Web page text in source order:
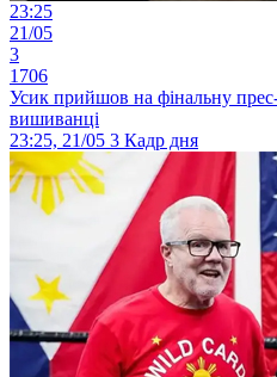
23:25
21/05
3
1706
Усик прийшов на фінальну
вишиванці
23:25, 21/05 3 Кадр дня